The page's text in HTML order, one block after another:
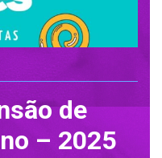
de
– 2025